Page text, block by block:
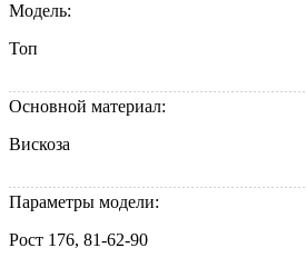
Модель:
Топ
Основной материал:
Вискоза
Параметры модели:
Рост 176, 81-62-90